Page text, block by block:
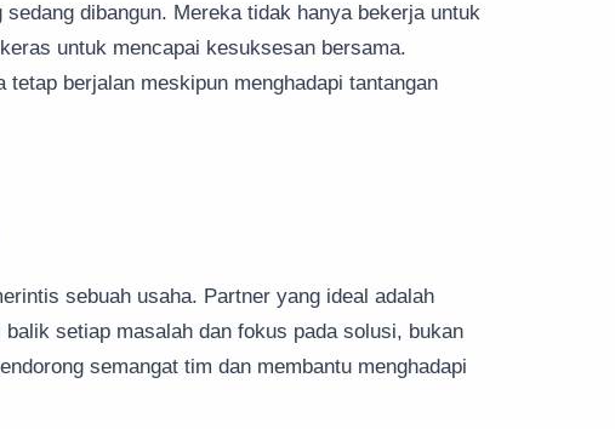
dibangun. Mereka tidak hanya bekerja untuk
untuk mencapai kesuksesan bersama.
berjalan meskipun menghadapi tantangan
sebuah usaha. Partner yang ideal adalah
setiap masalah dan fokus pada solusi, bukan
semangat tim dan membantu menghadapi